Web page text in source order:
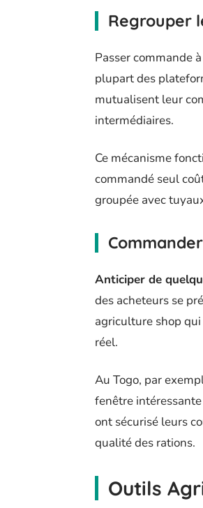
Regrouper
Passer commande
plupart des
mutualisent leur
intermédiaires.
Ce mécanisme
commandé seul
groupée avec
Anticiper de
des acheteurs se
agriculture shop
réel.
Au Togo, par
fenêtre
ont sécurisé leurs
qualité des rations.
Outils